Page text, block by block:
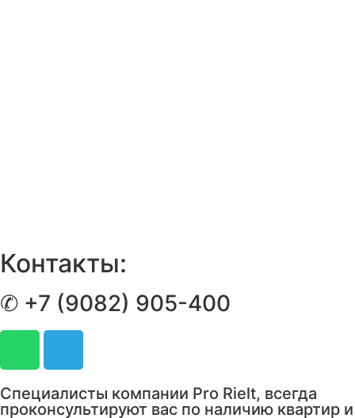
Контакты:
✆ +7 (9082) 905-400
Специалисты компании Pro Rielt, всегда
проконсультируют вас по наличию квартир и